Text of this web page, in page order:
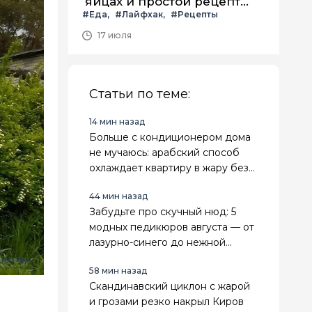
летнего салата с ним
#Еда #Лайфхак
#Рецепты
17 июля
Статьи по теме:
14 мин назад
Больше с кондиционером дома
не мучаюсь: арабский способ
охлаждает квартиру в жару без
44 мин назад
Забудьте про скучный нюд: 5
модных педикюров августа — от
лазурно-синего до нежной
58 мин назад
Скандинавский циклон с жарой
и грозами резко накрыл Киров